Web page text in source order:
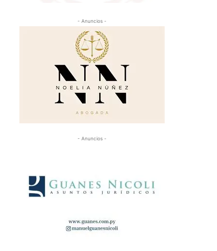
- Anuncios -
- Anuncios -